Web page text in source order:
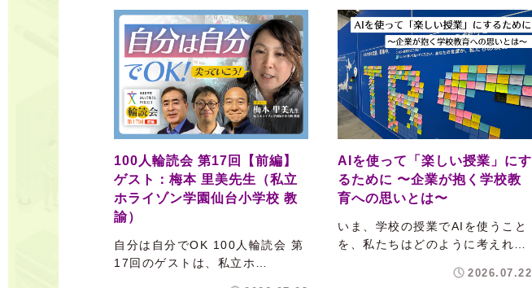
100人輪読会 第17回【前編】
ゲスト：梅本 里美先生（私立
ホライゾン学園仙台小学校 教
諭）
自分は自分でOK 100人輪読会 第
17回のゲストは、私立ホ…
AIを使って「楽しい授業」にす
るために 〜企業が抱く学校教
育への思いとは〜
いま、学校の授業でAIを使うこと
を、私たちはどのように考えれ…
2026.07.22